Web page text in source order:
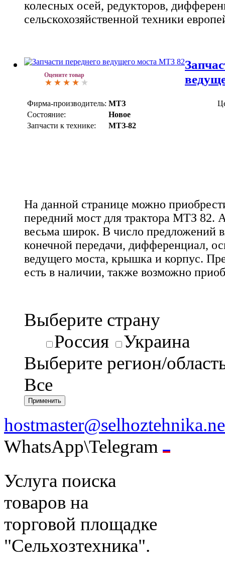
колесных осей, редукторов,
сельскохозяйственной техники
Оцените товар
Фирма-производитель: МТЗ
Состояние:
Новое
Запчасти к технике:
МТЗ-82
На данной странице можно
передний мост для трактора МТЗ 82.
весьма широк. В число предложений
конечной передачи, дифференциал,
ведущего моста, крышка и корпус.
есть в наличии, также возможно
Выберите страну
Россия
Украина
Выберите регион/
Все
WhatsApp\Telegram
Услуга поиска
товаров на
торговой площадке
"Сельхозтехника".